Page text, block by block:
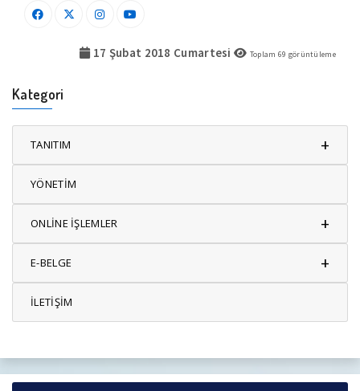
17 Şubat 2018 Cumartesi Toplam 69 görüntüleme
Kategori
TANITIM +
YÖNETİM
ONLİNE İŞLEMLER +
E-BELGE +
İLETİŞİM